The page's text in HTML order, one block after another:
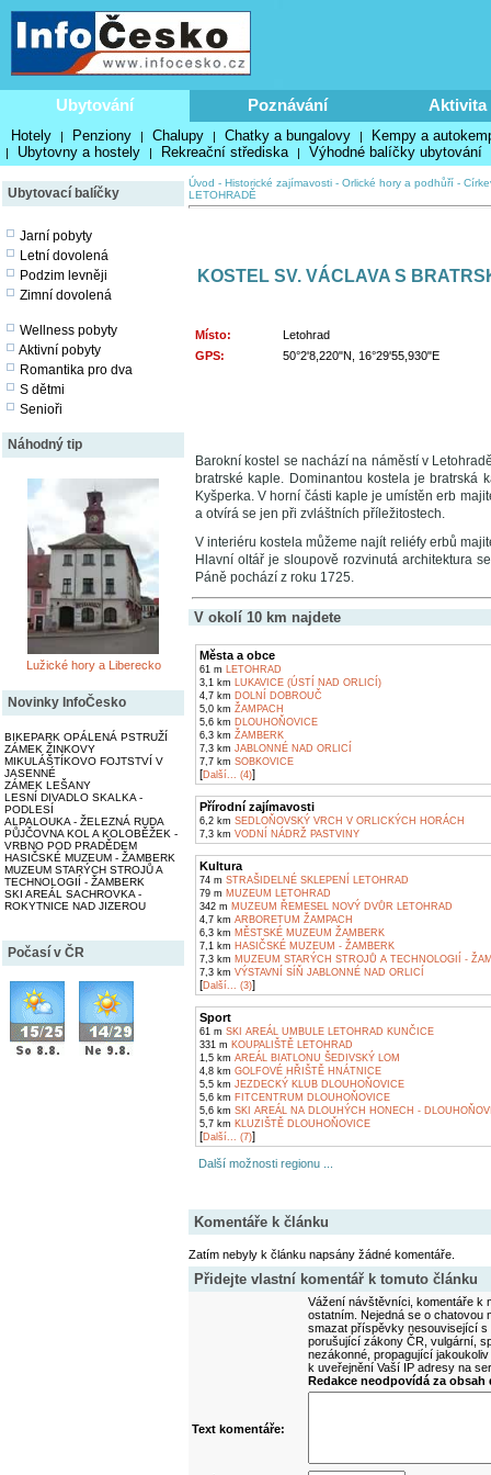
Ubytování Poznávání Aktivita
Hotely | Penziony | Chalupy | Chatky a bungalovy | Kempy a
| Ubytovny a hostely | Rekreační střediska | Výhodné balíčky ubytování
Ubytovací balíčky
Jarní pobyty
Letní dovolená
Podzim levněji
Zimní dovolená
Wellness pobyty
Aktivní pobyty
Romantika pro dva
S dětmi
Senioři
Náhodný tip
Lužické hory a Liberecko
Novinky InfoČesko
BIKEPARK OPÁLENÁ PSTRUŽÍ
ZÁMEK ŽINKOVY
MIKULÁŠTÍKOVO FOJTSTVÍ V
JASENNÉ
ZÁMEK LEŠANY
LESNÍ DIVADLO SKALKA -
PODLESÍ
ALPALOUKA - ŽELEZNÁ RUDA
PŮJČOVNA KOL A KOLOBĚŽEK -
VRBNO POD PRADĚDEM
HASIČSKÉ MUZEUM - ŽAMBERK
MUZEUM STARÝCH STROJŮ A
TECHNOLOGIÍ - ŽAMBERK
SKI AREÁL SACHROVKA -
ROKYTNICE NAD JIZEROU
Počasí v ČR
Úvod - Historické zajímavosti - Orlické hory a podhůří -
LETOHRADĚ
KOSTEL SV. VÁCLAVA S
Místo:
Letohrad
GPS:
50°2'8,220"N, 16°29'55,930"E
Barokní kostel se nachází na náměstí v
bratrské kaple. Dominantou kostela je bratrská
Kyšperka. V horní části kaple je umístěn erb
a otvírá se jen při zvláštních příležitostech.
V interiéru kostela můžeme najít reliéfy erbů
Hlavní oltář je sloupově rozvinutá architektura
Páně pochází z roku 1725.
V okolí 10 km najdete
Města a obce
61 m LETOHRAD
3,1 km LUKAVICE (ÚSTÍ NAD ORLICÍ)
4,7 km DOLNÍ DOBROUČ
5,0 km ŽAMPACH
5,6 km DLOUHOŇOVICE
6,3 km ŽAMBERK
7,3 km JABLONNÉ NAD ORLICÍ
7,7 km SOBKOVICE
[Další... (4)]
Přírodní zajímavosti
6,2 km SEDLOŇOVSKÝ VRCH V ORLICKÝCH HORÁCH
7,3 km VODNÍ NÁDRŽ PASTVINY
Kultura
74 m STRAŠIDELNÉ SKLEPENÍ LETOHRAD
79 m MUZEUM LETOHRAD
342 m MUZEUM ŘEMESEL NOVÝ DVŮR LETOHRAD
4,7 km ARBORETUM ŽAMPACH
6,3 km MĚSTSKÉ MUZEUM ŽAMBERK
7,1 km HASIČSKÉ MUZEUM - ŽAMBERK
7,3 km MUZEUM STARÝCH STROJŮ A TECHNOLOGIÍ -
7,3 km VÝSTAVNÍ SÍŇ JABLONNÉ NAD ORLICÍ
[Další... (3)]
Sport
61 m SKI AREÁL UMBULE LETOHRAD KUNČICE
331 m KOUPALIŠTĚ LETOHRAD
1,5 km AREÁL BIATLONU ŠEDIVSKÝ LOM
4,8 km GOLFOVÉ HŘIŠTĚ HNÁTNICE
5,5 km JEZDECKÝ KLUB DLOUHOŇOVICE
5,6 km FITCENTRUM DLOUHOŇOVICE
5,6 km SKI AREÁL NA DLOUHÝCH HONECH -
5,7 km KLUZIŠTĚ DLOUHOŇOVICE
[Další... (7)]
Další možnosti regionu ...
Komentáře k článku
Zatím nebyly k článku napsány žádné komentáře.
Přidejte vlastní komentář k tomuto článku
Vážení návštěvníci, komentáře k
ostatním. Nejedná se o
smazat příspěvky nesouvisející
porušující zákony ČR, vulgární,
nezákonné, propagující
k uveřejnění Vaší IP adresy na
Redakce neodpovídá za
Text komentáře: